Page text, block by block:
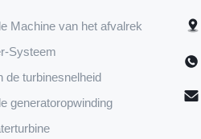
Machine van het afvalrek
Systeem
de turbinesnelheid
generatoropwinding